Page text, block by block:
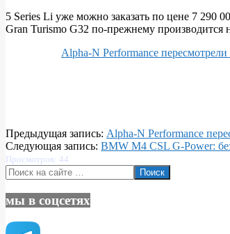
5 Series Li уже можно заказать по цене 7 290
Gran Turismo G32 по-прежнему производится
Alpha-N Performance
2024-
07-
25
Предыдущая запись: Alpha-N Performance
Следующая запись: BMW M4 CSL G-Power:
Просмотров: 44
Поиск
мы в соцсетях